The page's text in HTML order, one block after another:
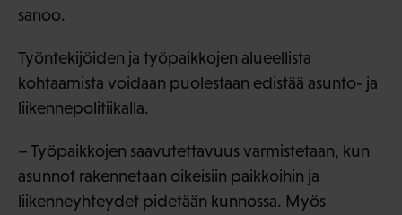
sanoo.
Työntekijöiden ja työpaikkojen alueellista
kohtaamista voidaan puolestaan edistää asunto- ja
liikennepolitiikalla.
– Työpaikkojen saavutettavuus varmistetaan, kun
asunnot rakennetaan oikeisiin paikkoihin ja
liikenneyhteydet pidetään kunnossa. Myös